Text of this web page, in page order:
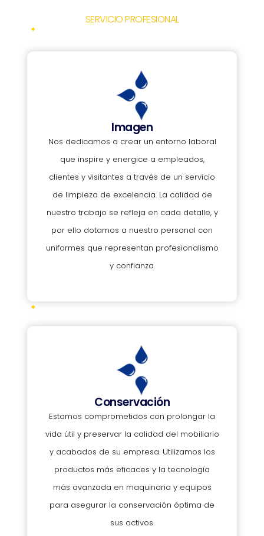
SERVICIO PROFESIONAL
Imagen
Nos dedicamos a crear un entorno laboral
que inspire y energice a empleados,
clientes y visitantes a través de un servicio
de limpieza de excelencia. La calidad de
nuestro trabajo se refleja en cada detalle, y
por ello dotamos a nuestro personal con
uniformes que representan profesionalismo
y confianza.
Conservación
Estamos comprometidos con prolongar la
vida útil y preservar la calidad del mobiliario
y acabados de su empresa. Utilizamos los
productos más eficaces y la tecnología
más avanzada en maquinaria y equipos
para asegurar la conservación óptima de
sus activos.